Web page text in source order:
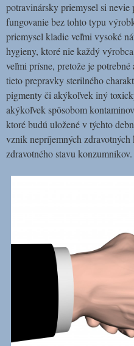
potravinársky priemysel si nevie
fungovanie bez tohto typu
priemysel kladie veľmi vysoké
hygieny, ktoré nie každý
veľmi prísne, pretože je
tieto prepravky sterilného
pigmenty či akýkoľvek iný
akýkoľvek spôsobom
ktoré budú uložené v týchto
vznik nepríjemných
zdravotného stavu konzumníkov.